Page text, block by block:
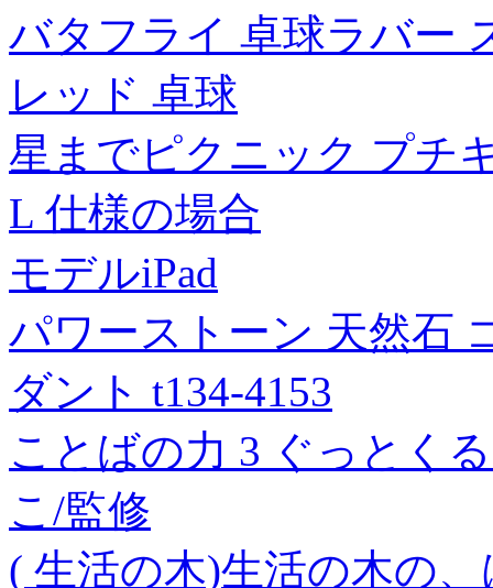
バタフライ 卓球ラバー
レッド 卓球
星までピクニック プチ
L 仕様の場合
モデルiPad
パワーストーン 天然石
ダント t134-4153
ことばの力 3 ぐっとく
こ/監修
( 生活の木)生活の木の